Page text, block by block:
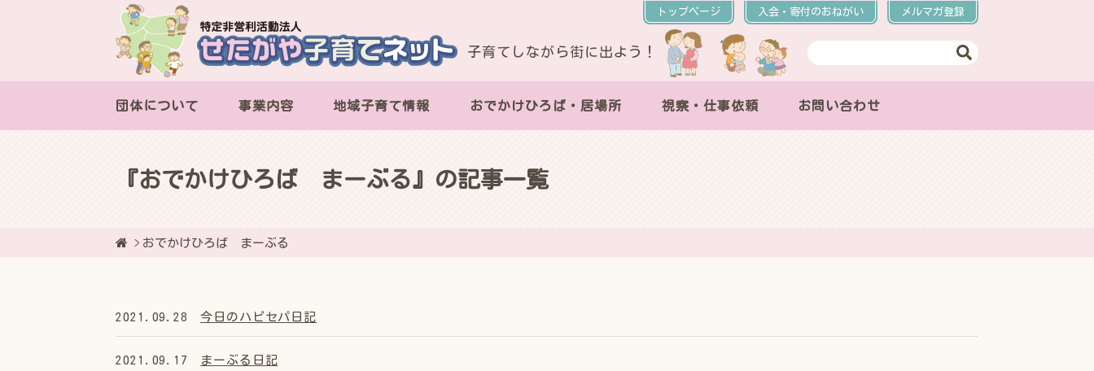
子育てしながら街に出よう！
トップページ 入会・寄付のおねがい メルマガ登録
団体について 事業内容 地域子育て情報 おでかけひろば・居場所 視察・仕事依頼 お問い合わせ
『おでかけひろば まーぶる』の記事一覧
おでかけひろば まーぶる
2021.09.28 今日のハピセパ日記
2021.09.17 まーぶる日記